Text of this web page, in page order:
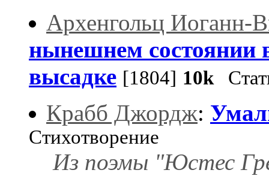
Архенгольц Иоганн-
нынешнем состоянии
высадке [1804] 10k
Крабб Джордж:
Стихотворение
Из поэмы "Юстес